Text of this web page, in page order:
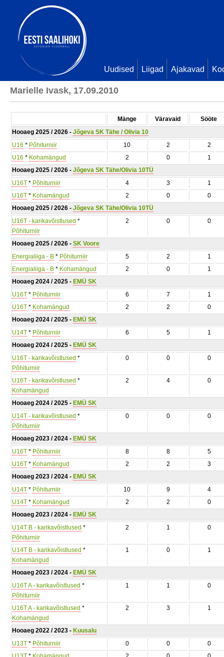
Uudised Liigad Ajakavad
Marielle Ivask, 17.09.2010
Mänge Väravaid
Sööte
Hooaeg 2025 / 2026 - Jõgeva SK Tähe / Olivia 10
U16 * Põhiturniir 10 2
2
U16 * Kohamängud 2 0
1
Hooaeg 2025 / 2026 - Jõgeva SK Tähe/Olivia 10TÜ
U16T * Põhiturniir 4 3
1
U16T * Kohamängud 2 0
0
Hooaeg 2025 / 2026 - Jõgeva SK Tähe/Olivia 10TÜ
U16T - karikavõistlused *
Põhiturniir
2 0 0
Hooaeg 2025 / 2026 - SK Voore
Energialiiga - B * Põhiturniir 5 2
1
Energialiiga - B * Kohamängud 2 0
1
Hooaeg 2024 / 2025 - EMÜ SK
U16T * Põhiturniir 6 7
1
U16T * Kohamängud 2 2
0
Hooaeg 2024 / 2025 - EMÜ SK
U14T * Põhiturniir 6 5
1
Hooaeg 2024 / 2025 - EMÜ SK
U16T - karikavõistlused *
Põhiturniir
0 0 0
U16T - karikavõistlused *
Kohamängud
2 4 0
Hooaeg 2024 / 2025 - EMÜ SK
U14T - karikavõistlused *
Põhiturniir
0 0 0
Hooaeg 2023 / 2024 - EMÜ SK
U16T * Põhiturniir 8 8
5
U16T * Kohamängud 2 2
3
Hooaeg 2023 / 2024 - EMÜ SK
U14T * Põhiturniir 10 9
4
U14T * Kohamängud 2 2
0
Hooaeg 2023 / 2024 - EMÜ SK
U14T B - karikavõistlused *
Põhiturniir
2 1 0
U14T B - karikavõistlused *
Kohamängud
1 0 1
Hooaeg 2023 / 2024 - EMÜ SK
U16T A - karikavõistlused *
Põhiturniir
1 1 0
U16T A - karikavõistlused *
Kohamängud
2 3 1
Hooaeg 2022 / 2023 - Kuusalu
U13T * Põhiturniir 0 0
0